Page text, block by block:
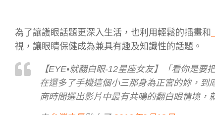
為了讓護眼話題更深入生活，也利用輕鬆的插畫和
視，讓眼睛保健成為兼具有趣及知識性的話題。
【EYE•就翻白眼-12星座女友】「看你是
在還多了手機這個小三那身為正宮的妳，
商時間選出影片中最有共鳴的翻白眼情境